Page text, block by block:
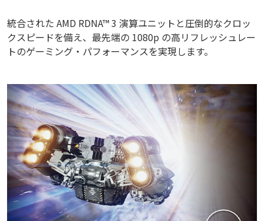
統合された AMD RDNA™ 3 演算ユニットと圧倒的なクロッ
クスピードを備え、最先端の 1080p の高リフレッシュレー
トのゲーミング・パフォーマンスを実現します。